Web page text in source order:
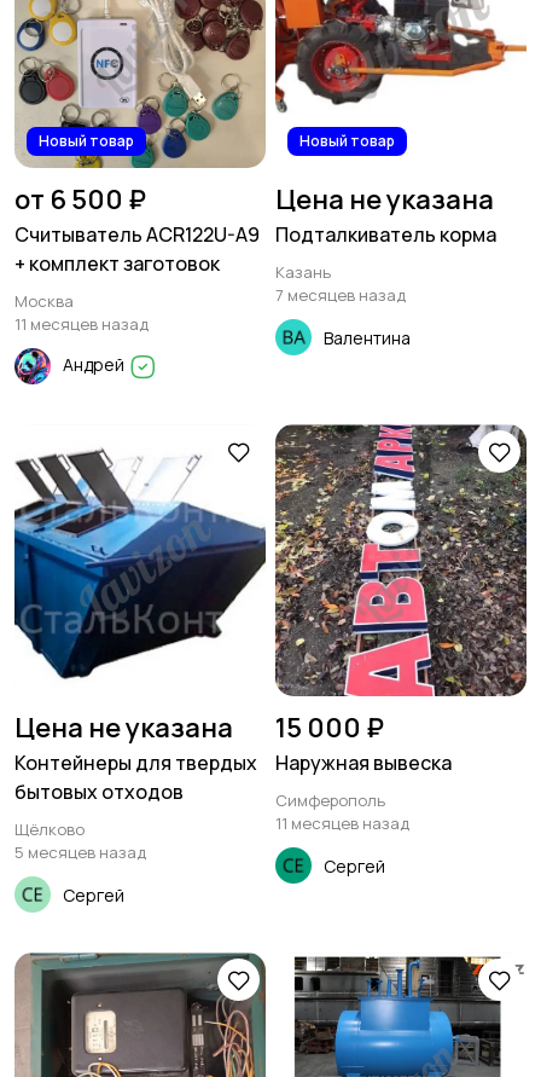
Новый товар
от 6 500 ₽
Cчитыватель ACR122U-A9
+ комплект заготовок
Москва
11 месяцев назад
Андрей
Новый товар
Цена не указана
Подталкиватель корма
Казань
7 месяцев назад
Валентина
Цена не указана
Контейнеры для твердых
бытовых отходов
Щёлково
5 месяцев назад
Сергей
15 000 ₽
Наружная вывеска
Симферополь
11 месяцев назад
Сергей